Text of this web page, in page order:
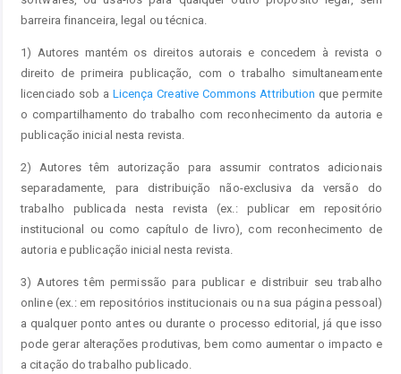
barreira financeira, legal ou técnica.
1) Autores mantém os direitos autorais e concedem à revista o
direito de primeira publicação, com o trabalho simultaneamente
licenciado sob a Licença Creative Commons Attribution que permite
o compartilhamento do trabalho com reconhecimento da autoria e
publicação inicial nesta revista.
2) Autores têm autorização para assumir contratos adicionais
separadamente, para distribuição não-exclusiva da versão do
trabalho publicada nesta revista (ex.: publicar em repositório
institucional ou como capítulo de livro), com reconhecimento de
autoria e publicação inicial nesta revista.
3) Autores têm permissão para publicar e distribuir seu trabalho
online (ex.: em repositórios institucionais ou na sua página pessoal)
a qualquer ponto antes ou durante o processo editorial, já que isso
pode gerar alterações produtivas, bem como aumentar o impacto e
a citação do trabalho publicado.